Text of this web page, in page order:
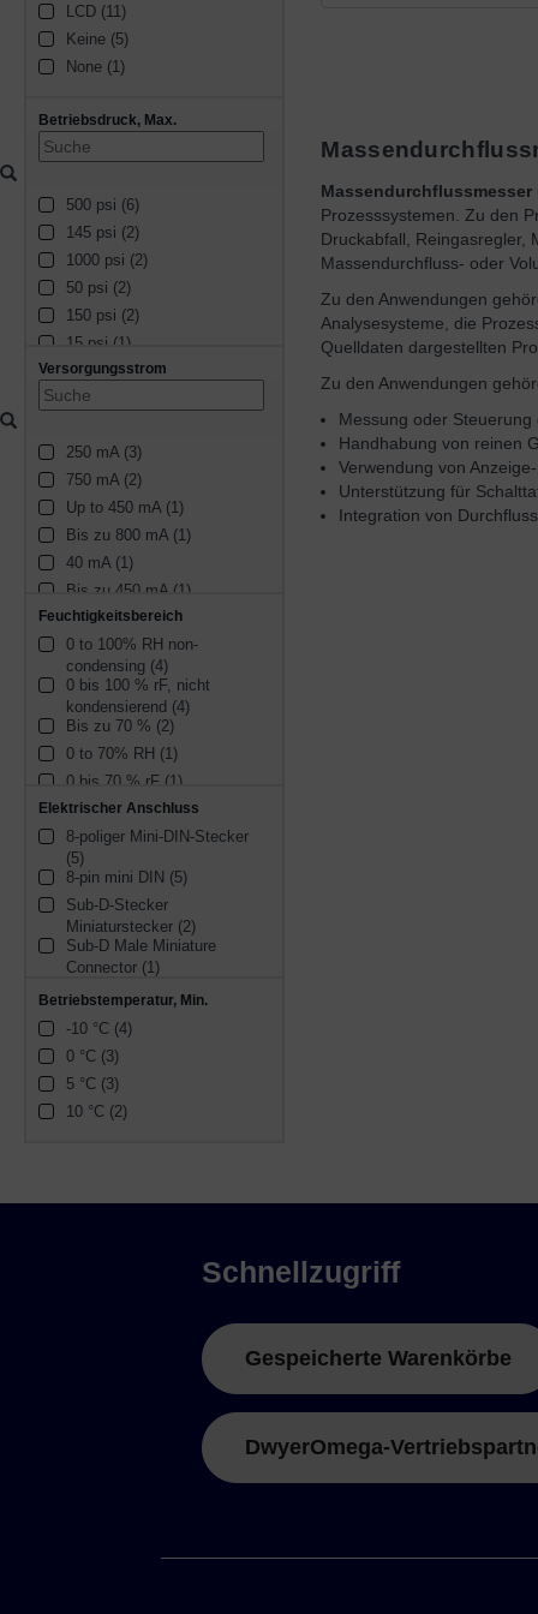
LCD (11)
Keine (5)
None (1)
Betriebsdruck, Max.
500 psi (6)
145 psi (2)
1000 psi (2)
50 psi (2)
150 psi (2)
15 psi (1)
100 psi (1)
200 psi (1)
Versorgungsstrom
250 mA (3)
750 mA (2)
Up to 450 mA (1)
Bis zu 800 mA (1)
40 mA (1)
Bis zu 450 mA (1)
Up to 800 mA (1)
30 mA (1)
Up to 200 mA (1)
35 mA (1)
150 mA (1)
Bis zu 200 mA (1)
100 mA (1)
Feuchtigkeitsbereich
0 to 100% RH non-
condensing (4)
0 bis 100 % rF, nicht
kondensierend (4)
Bis zu 70 % (2)
0 to 70% RH (1)
0 bis 70 % rF (1)
Up to 70% (1)
Elektrischer Anschluss
8-poliger Mini-DIN-Stecker
(5)
8-pin mini DIN (5)
Sub-D-Stecker
Miniaturstecker (2)
Sub-D Male Miniature
Connector (1)
Betriebstemperatur, Min.
-10 °C (4)
0 °C (3)
5 °C (3)
10 °C (2)
Massendurchflussmesser
Prozesssystemen. Zu den
Druckabfall, Reingasregler,
Massendurchfluss- oder
Zu den Anwendungen
Analysesysteme, die
Quelldaten dargestellten
Zu den Anwendungen
Messung oder
Handhabung von reinen
Verwendung von
Unterstützung für
Integration von
Schnellzugriff
Gespeicherte Warenkörbe
DwyerOmega-